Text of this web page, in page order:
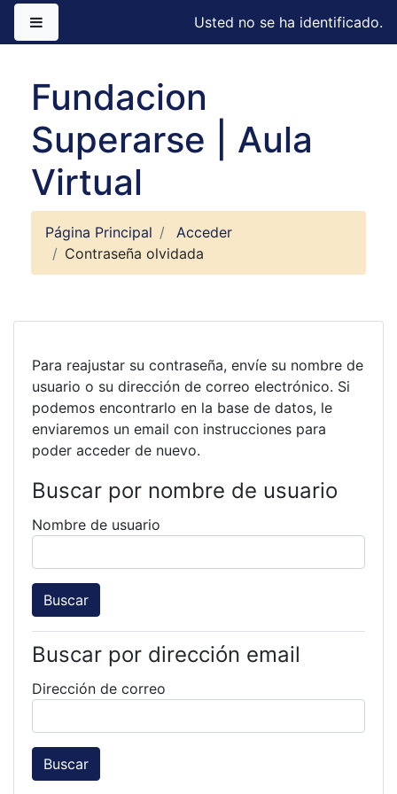
Salta al contenido principal
Usted no se ha identificado.
Fundacion
Superarse | Aula
Virtual
Página Principal
Acceder
Contraseña olvidada
Para reajustar su contraseña, envíe su nombre de
usuario o su dirección de correo electrónico. Si
podemos encontrarlo en la base de datos, le
enviaremos un email con instrucciones para
poder acceder de nuevo.
Buscar por nombre de usuario
Nombre de usuario
Buscar por dirección email
Dirección de correo